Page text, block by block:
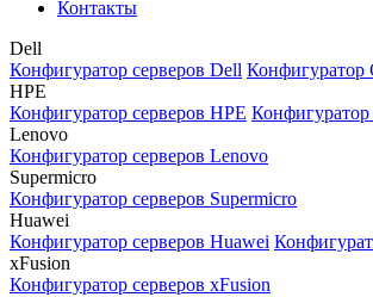
Контакты
Dell
Конфигуратор серверов Dell
HPE
Конфигуратор серверов HPE
Lenovo
Конфигуратор серверов Lenovo
Supermicro
Конфигуратор серверов Supermicro
Huawei
Конфигуратор серверов Huawei
xFusion
Конфигуратор серверов xFusion